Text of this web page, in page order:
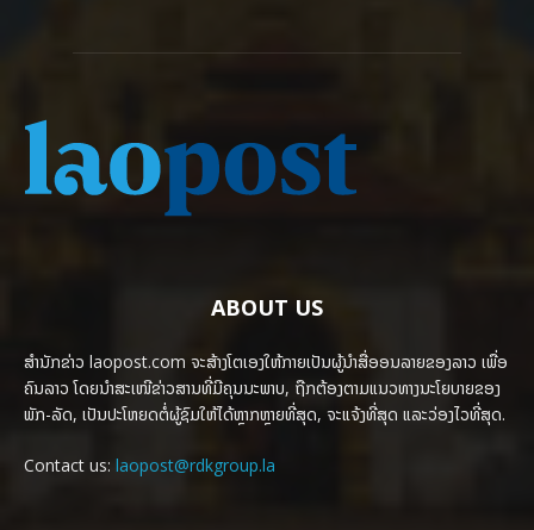
ABOUT US
ສຳນັກຂ່າວ laopost.com ຈະສ້າງໂຕເອງໃຫ້ກາຍເປັນຜູ້ນຳສື່ອອນລາຍຂອງລາວ ເພື່ອ
ຄົນລາວ ໂດຍນຳສະເໜີຂ່າວສານທີ່ມີຄຸນນະພາບ, ຖືກຕ້ອງຕາມແນວທາງນະໂຍບາຍຂອງ
ພັກ-ລັດ, ເປັນປະໂຫຍດຕໍ່ຜູ້ຊົມໃຫ້ໄດ້ຫຼາກຫຼາຍທີ່ສຸດ, ຈະແຈ້ງທີ່ສຸດ ແລະວ່ອງໄວທີ່ສຸດ.
Contact us: laopost@rdkgroup.la